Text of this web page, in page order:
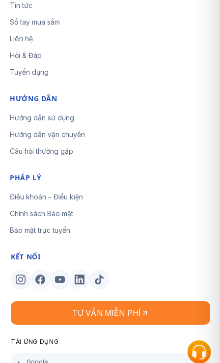
Tin tức
Sổ tay mua sắm
Liên hệ
Hỏi & Đáp
Tuyển dụng
HƯỚNG DẪN
Hướng dẫn sử dụng
Hướng dẫn vận chuyển
Câu hỏi thường gặp
PHÁP LÝ
Điều khoản – Điều kiện
Chính sách Bảo mật
Bảo mật trực tuyến
KẾT NỐI
TƯ VẤN MIỄN PHÍ
TẢI ỨNG DỤNG